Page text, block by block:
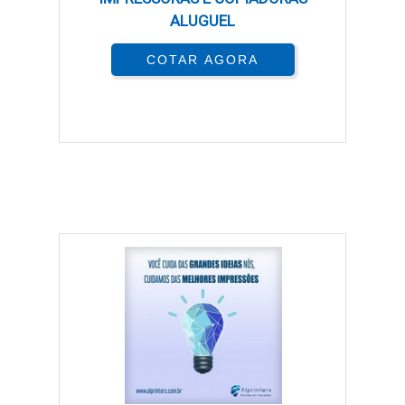
impressora multifuncional é fundamental. O custo inicial
pode ser compensado rapidamente pela redução de gastos
com manutenção e suprimentos.
As impressoras multifuncionais oferecem uma variedade
economizando tempo e espaço.
A capacidade de criar cópias coloridas e em preto e branco
conforme necessário é uma grande vantagem. Isso é
especialmente útil em ambientes de trabalho onde a
apresentação visual é importante.
ALUGUEL
COTAR AGORA